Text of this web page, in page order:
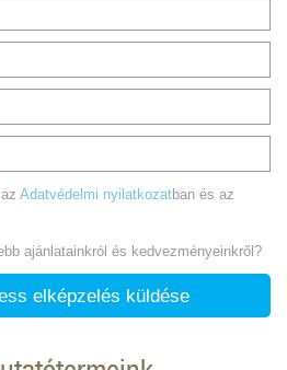
Adatvédelmi nyilatkozatban és az
ajánlatainkról és kedvezményeinkről?
elképzelés küldése